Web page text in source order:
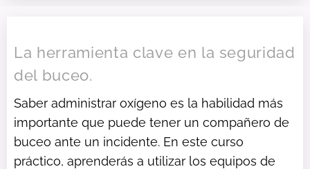
La herramienta clave en la seguridad
del buceo.
Saber administrar oxígeno es la habilidad más
importante que puede tener un compañero de
buceo ante un incidente. En este curso
práctico, aprenderás a utilizar los equipos de